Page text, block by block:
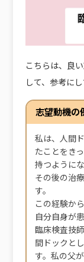
こちらは、良
して、参考に
志望動機の
私は、人間
たことをき
持つように
その後の治
す。
この経験か
自分自身が
臨床検査技
間ドックと
す。私の父